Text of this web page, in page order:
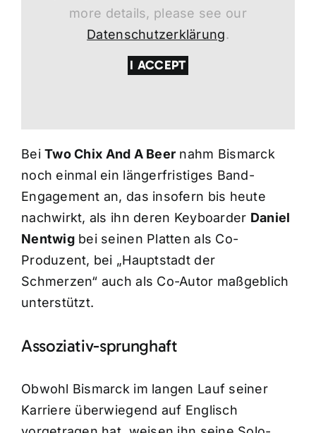
more details, please see our
Datenschutzerklärung.
I ACCEPT
BeiTwo Chix And A Beer nahm Bismarck
noch einmal ein längerfristiges Band-
Engagement an, das insofern bis heute
nachwirkt, als ihn deren Keyboarder Daniel
Nentwigbei seinen Platten als Co-
Produzent, bei „Hauptstadt der
Schmerzen“ auch als Co-Autor maßgeblich
unterstützt.
Assoziativ-sprunghaft
Obwohl Bismarck im langen Lauf seiner
Karriere überwiegend auf Englisch